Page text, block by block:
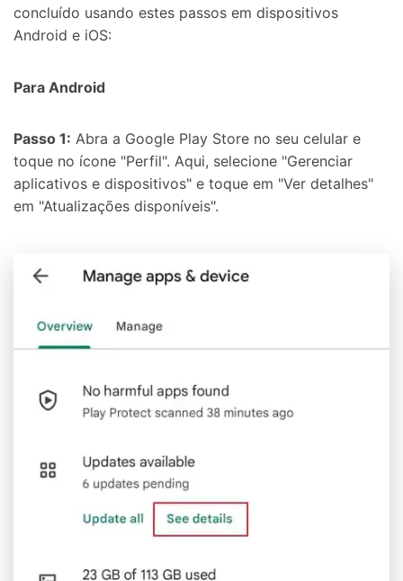
concluído usando estes passos em dispositivos
Android e iOS:
Para Android
Passo 1: Abra a Google Play Store no seu celular e
toque no ícone "Perfil". Aqui, selecione "Gerenciar
aplicativos e dispositivos" e toque em "Ver detalhes"
em "Atualizações disponíveis".